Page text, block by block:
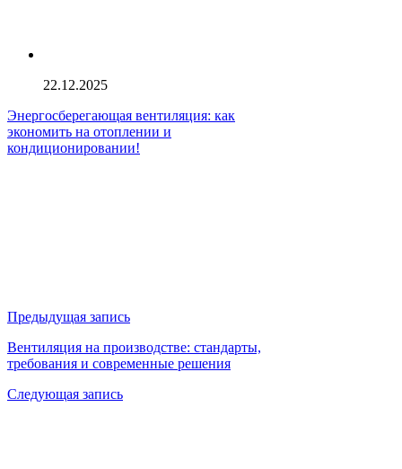
22.12.2025
Энергосберегающая вентиляция: как
экономить на отоплении и
кондиционировании!
Предыдущая запись
Вентиляция на производстве: стандарты,
требования и современные решения
Следующая запись